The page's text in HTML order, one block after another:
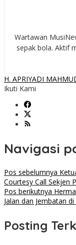
Wartawan
sepak bola. Aktif
H. APRIYADI
Ikuti Kami
Navigasi
Pos sebelumnya
Courtesy Call Sekjen
Pos berikutnya
Jalan dan Jembatan
Posting